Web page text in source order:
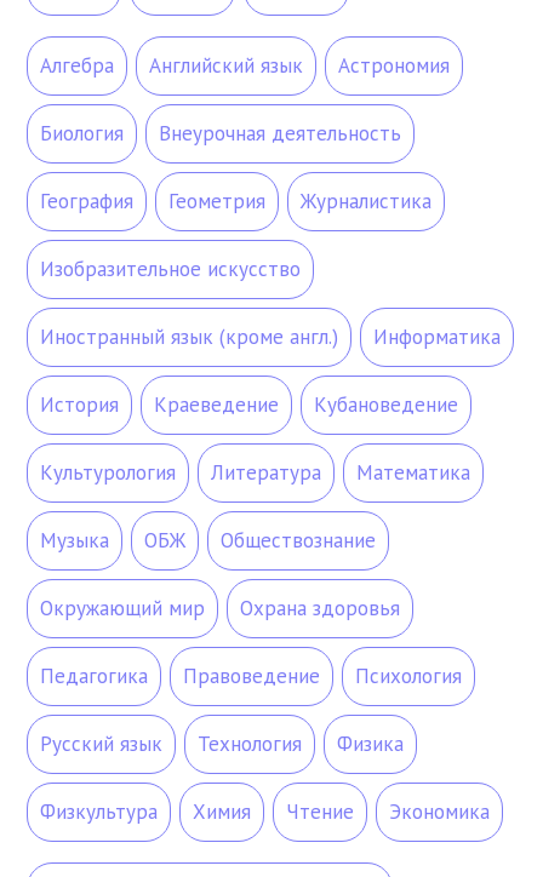
Алгебра Английский язык Астрономия
Биология Внеурочная деятельность
География Геометрия Журналистика
Изобразительное искусство
Иностранный язык (кроме англ.) Информатика
История Краеведение Кубановедение
Культурология Литература Математика
Музыка ОБЖ Обществознание
Окружающий мир Охрана здоровья
Педагогика Правоведение Психология
Русский язык Технология Физика
Физкультура Химия Чтение Экономика